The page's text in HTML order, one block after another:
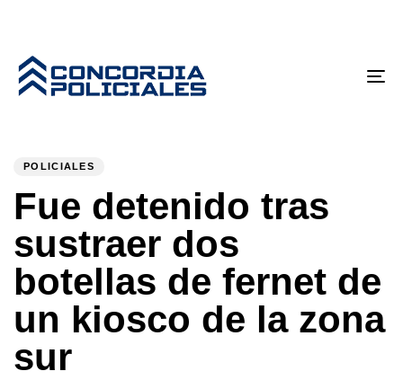
POLICIALES
Fue detenido tras
sustraer dos
botellas de fernet de
un kiosco de la zona
sur